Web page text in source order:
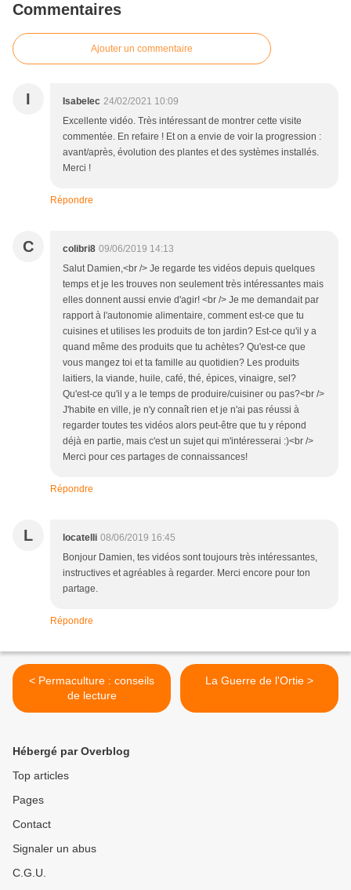
Commentaires
Ajouter un commentaire
I Isabelec 24/02/2021 10:09
Excellente vidéo. Très intéressant de montrer cette visite
commentée. En refaire ! Et on a envie de voir la progression :
avant/après, évolution des plantes et des systèmes installés.
Merci !
Répondre
C colibri8 09/06/2019 14:13
Salut Damien,<br /> Je regarde tes vidéos depuis quelques
temps et je les trouves non seulement très intéressantes mais
elles donnent aussi envie d'agir! <br /> Je me demandait par
rapport à l'autonomie alimentaire, comment est-ce que tu
cuisines et utilises les produits de ton jardin? Est-ce qu'il y a
quand même des produits que tu achètes? Qu'est-ce que
vous mangez toi et ta famille au quotidien? Les produits
laitiers, la viande, huile, café, thé, épices, vinaigre, sel?
Qu'est-ce qu'il y a le temps de produire/cuisiner ou pas?<br />
J'habite en ville, je n'y connaît rien et je n'ai pas réussi à
regarder toutes tes vidéos alors peut-être que tu y répond
déjà en partie, mais c'est un sujet qui m'intéresserai :)<br />
Merci pour ces partages de connaissances!
Répondre
L locatelli 08/06/2019 16:45
Bonjour Damien, tes vidéos sont toujours très intéressantes,
instructives et agréables à regarder. Merci encore pour ton
partage.
Répondre
< Permaculture : conseils
de lecture
La Guerre de l'Ortie >
Hébergé par Overblog
Top articles
Pages
Contact
Signaler un abus
C.G.U.